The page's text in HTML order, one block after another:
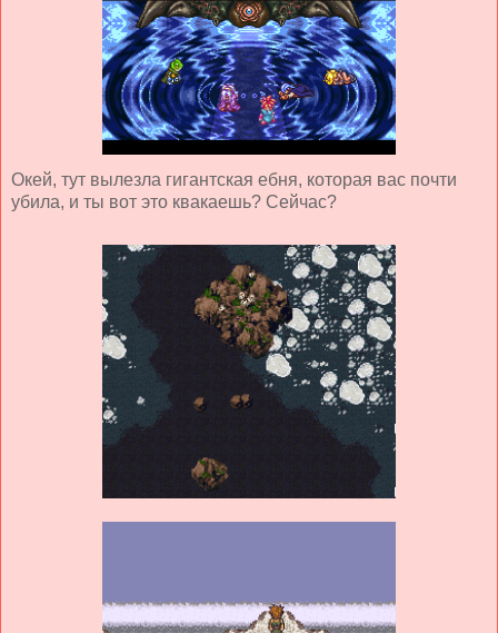
Окей, тут вылезла гигантская ебня, которая вас почти
убила, и ты вот это квакаешь? Сейчас?